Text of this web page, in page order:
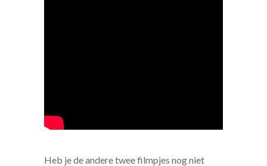
Heb je de andere twee filmpjes nog niet